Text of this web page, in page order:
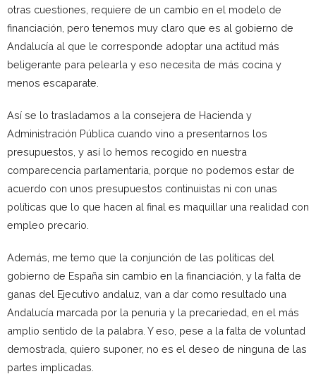
otras cuestiones, requiere de un cambio en el modelo de
financiación, pero tenemos muy claro que es al gobierno de
Andalucía al que le corresponde adoptar una actitud más
beligerante para pelearla y eso necesita de más cocina y
menos escaparate.
Así se lo trasladamos a la consejera de Hacienda y
Administración Pública cuando vino a presentarnos los
presupuestos, y así lo hemos recogido en nuestra
comparecencia parlamentaria, porque no podemos estar de
acuerdo con unos presupuestos continuistas ni con unas
políticas que lo que hacen al final es maquillar una realidad con
empleo precario.
Además, me temo que la conjunción de las políticas del
gobierno de España sin cambio en la financiación, y la falta de
ganas del Ejecutivo andaluz, van a dar como resultado una
Andalucía marcada por la penuria y la precariedad, en el más
amplio sentido de la palabra. Y eso, pese a la falta de voluntad
demostrada, quiero suponer, no es el deseo de ninguna de las
partes implicadas.